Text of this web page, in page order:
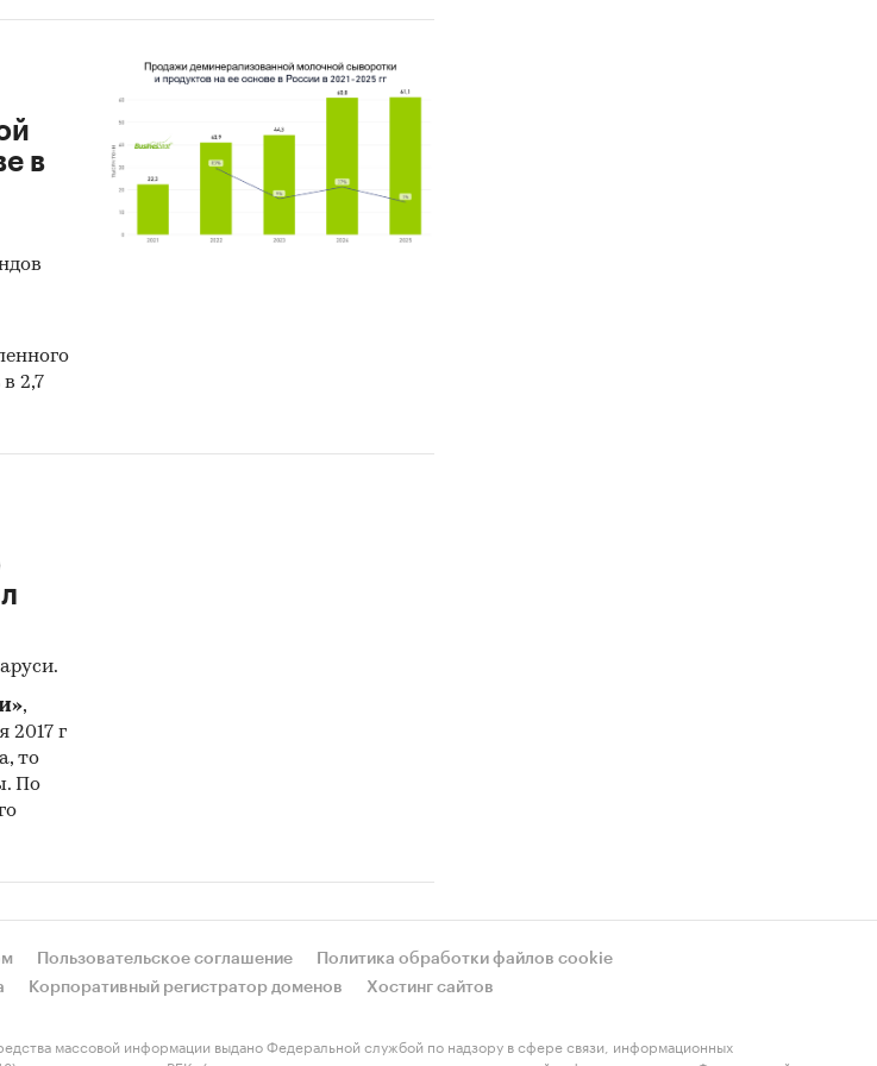
в
2,7
,
2017 г
то
По
Пользовательское соглашение
Политика обработки файлов cookie
Корпоративный регистратор доменов Хостинг сайтов
массовой информации выдано Федеральной службой по надзору в сфере связи, информационных